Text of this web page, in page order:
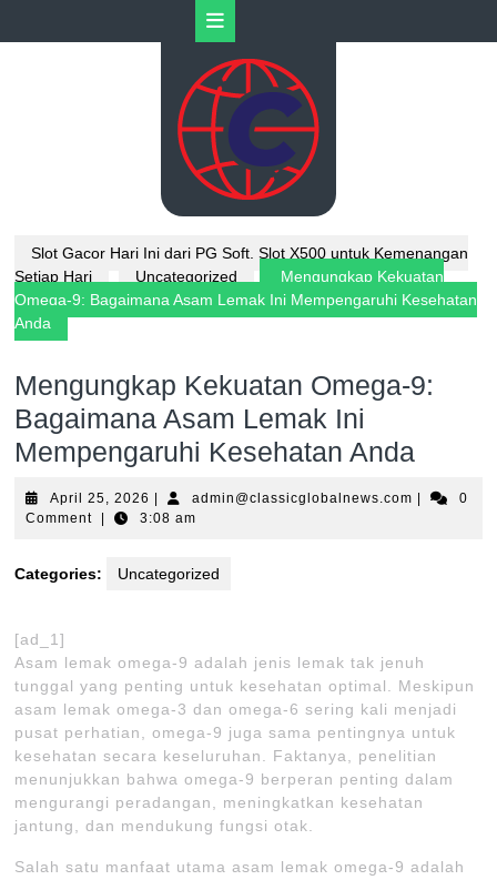
Button
Slot Gacor Hari Ini dari PG Soft, Slot X500 untuk Kemenangan
Setiap Hari
Uncategorized
Mengungkap Kekuatan
Omega-9: Bagaimana Asam Lemak Ini Mempengaruhi Kesehatan
Anda
Mengungkap Kekuatan Omega-9:
Bagaimana Asam Lemak Ini
Mempengaruhi Kesehatan Anda
April 25, 2026 April
25,
admin@classicglobalnews.com
0
Comment
3:08 am
Categories: Uncategorized
[ad_1]
Asam lemak omega-9 adalah jenis lemak tak jenuh
tunggal yang penting untuk kesehatan optimal. Meskipun
asam lemak omega-3 dan omega-6 sering kali menjadi
pusat perhatian, omega-9 juga sama pentingnya untuk
kesehatan secara keseluruhan. Faktanya, penelitian
menunjukkan bahwa omega-9 berperan penting dalam
mengurangi peradangan, meningkatkan kesehatan
jantung, dan mendukung fungsi otak.
Salah satu manfaat utama asam lemak omega-9 adalah